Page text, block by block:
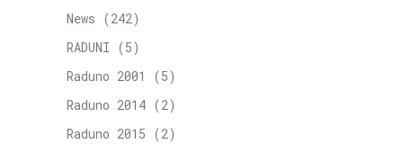
News (242)
RADUNI (5)
Raduno 2001
(5)
Raduno 2014 (2)
Raduno 2015 (2)